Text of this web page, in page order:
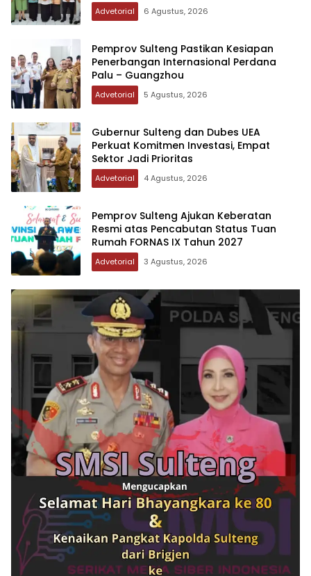
Advetorial 6 Agustus, 2026
Pemprov Sulteng Pastikan Kesiapan
Penerbangan Internasional Perdana
Palu – Guangzhou
Advetorial 5 Agustus, 2026
Gubernur Sulteng dan Dubes UEA
Perkuat Komitmen Investasi, Empat
Sektor Jadi Prioritas
Advetorial 4 Agustus, 2026
Pemprov Sulteng Ajukan Keberatan
Resmi atas Pencabutan Status Tuan
Rumah FORNAS IX Tahun 2027
Advetorial 3 Agustus, 2026